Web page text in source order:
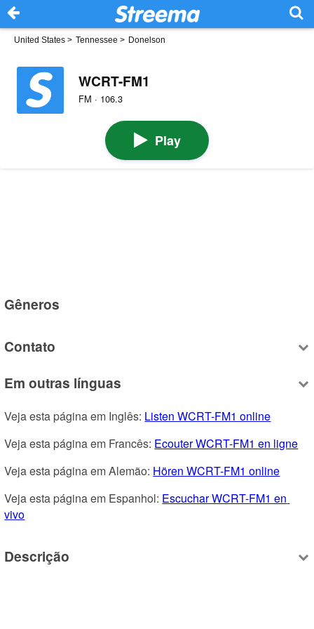
United States > Tennessee > Donelson
WCRT-FM1
FM · 106.3
Play
Gêneros
Contato
Em outras línguas
Veja esta página em Inglês: Listen WCRT-FM1 online
Veja esta página em Francês: Ecouter WCRT-FM1 en ligne
Veja esta página em Alemão: Hören WCRT-FM1 online
Veja esta página em Espanhol: Escuchar WCRT-FM1 en
vivo
Descrição